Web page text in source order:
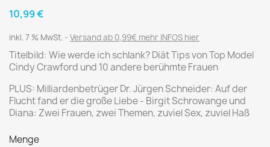
10,99 €
inkl. 7 % MwSt. Versand ab 0,99€ mehr INFOS hier
Titelbild: Wie werde ich schlank? Diät Tips von Top Model
Cindy Crawford und 10 andere berühmte Frauen
PLUS: Milliardenbetrüger Dr. Jürgen Schneider: Auf der
Flucht fand er die große Liebe - Birgit Schrowange und
Diana: Zwei Frauen, zwei Themen, zuviel Sex, zuviel Haß
Menge